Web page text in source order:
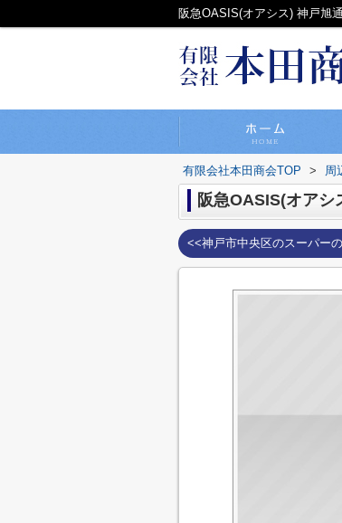
阪急OASIS(オアシス) 神戸旭
有限会社本田商会TOP > 周
阪急OASIS(オアシ
<<神戸市中央区のスーパー